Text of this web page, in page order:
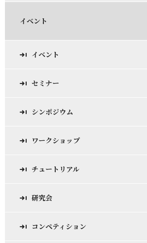
イベント
イベント
セミナー
シンポジウム
ワークショップ
チュートリアル
研究会
コンペティション